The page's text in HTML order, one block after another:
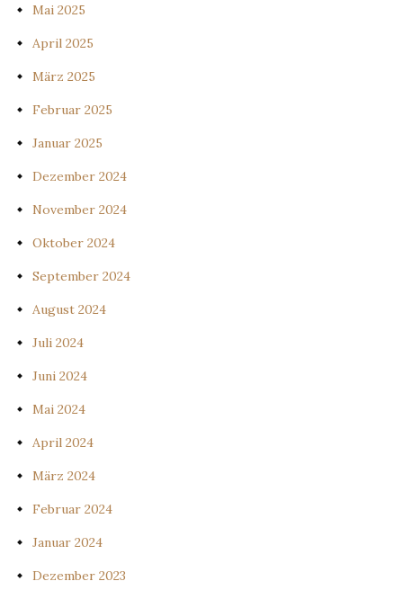
Mai 2025
April 2025
März 2025
Februar 2025
Januar 2025
Dezember 2024
November 2024
Oktober 2024
September 2024
August 2024
Juli 2024
Juni 2024
Mai 2024
April 2024
März 2024
Februar 2024
Januar 2024
Dezember 2023